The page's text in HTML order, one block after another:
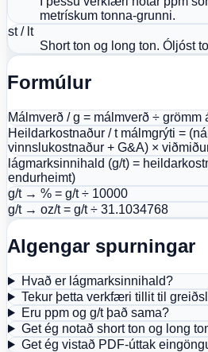
metrískum tonna-grunni.
st / lt
Short ton og long ton. Óljóst
Formúlur
Málmverð / g = málmverð ÷ grömm
Heildarkostnaður / t málmgrýti =
vinnslukostnaður + G&A) ×
lágmarksinnihald (g/t) =
endurheimt)
g/t → % = g/t ÷ 10000
g/t → oz/t = g/t ÷ 31.1034768
Algengar spurningar
Hvað er lágmarksinnihald?
Tekur þetta verkfæri tillit til
Eru ppm og g/t það sama?
Get ég notað short ton og long
Get ég vistað PDF-úttak